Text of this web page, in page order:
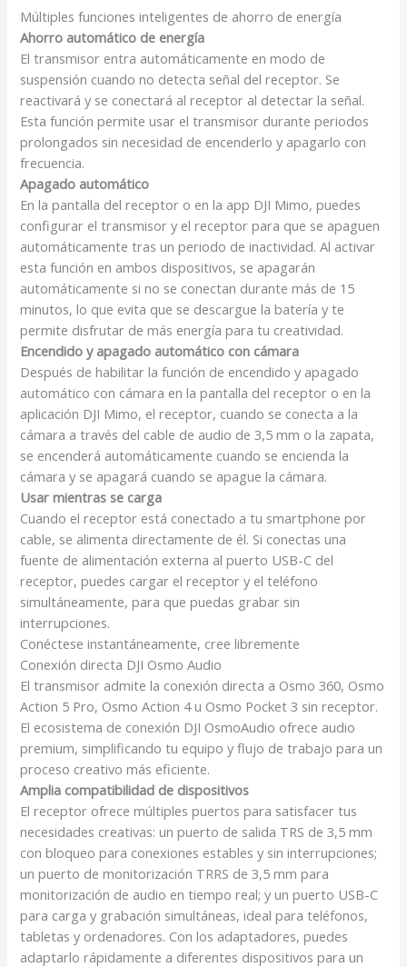
Múltiples funciones inteligentes de ahorro de energía
Ahorro automático de energía
El transmisor entra automáticamente en modo de
suspensión cuando no detecta señal del receptor. Se
reactivará y se conectará al receptor al detectar la señal.
Esta función permite usar el transmisor durante periodos
prolongados sin necesidad de encenderlo y apagarlo con
frecuencia.
Apagado automático
En la pantalla del receptor o en la app DJI Mimo, puedes
configurar el transmisor y el receptor para que se apaguen
automáticamente tras un periodo de inactividad. Al activar
esta función en ambos dispositivos, se apagarán
automáticamente si no se conectan durante más de 15
minutos, lo que evita que se descargue la batería y te
permite disfrutar de más energía para tu creatividad.
Encendido y apagado automático con cámara
Después de habilitar la función de encendido y apagado
automático con cámara en la pantalla del receptor o en la
aplicación DJI Mimo, el receptor, cuando se conecta a la
cámara a través del cable de audio de 3,5 mm o la zapata,
se encenderá automáticamente cuando se encienda la
cámara y se apagará cuando se apague la cámara.
Usar mientras se carga
Cuando el receptor está conectado a tu smartphone por
cable, se alimenta directamente de él. Si conectas una
fuente de alimentación externa al puerto USB-C del
receptor, puedes cargar el receptor y el teléfono
simultáneamente, para que puedas grabar sin
interrupciones.
Conéctese instantáneamente, cree libremente
Conexión directa DJI Osmo Audio
El transmisor admite la conexión directa a Osmo 360, Osmo
Action 5 Pro, Osmo Action 4 u Osmo Pocket 3 sin receptor.
El ecosistema de conexión DJI OsmoAudio ofrece audio
premium, simplificando tu equipo y flujo de trabajo para un
proceso creativo más eficiente.
Amplia compatibilidad de dispositivos
El receptor ofrece múltiples puertos para satisfacer tus
necesidades creativas: un puerto de salida TRS de 3,5 mm
con bloqueo para conexiones estables y sin interrupciones;
un puerto de monitorización TRRS de 3,5 mm para
monitorización de audio en tiempo real; y un puerto USB-C
para carga y grabación simultáneas, ideal para teléfonos,
tabletas y ordenadores. Con los adaptadores, puedes
adaptarlo rápidamente a diferentes dispositivos para un